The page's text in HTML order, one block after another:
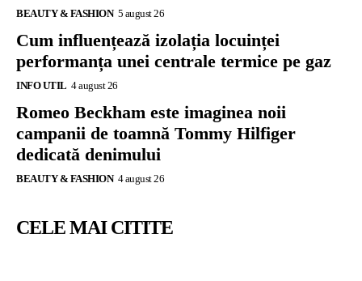
BEAUTY & FASHION 5 august 26
Cum influențează izolația locuinței
performanța unei centrale termice pe gaz
INFO UTIL 4 august 26
Romeo Beckham este imaginea noii
campanii de toamnă Tommy Hilfiger
dedicată denimului
BEAUTY & FASHION 4 august 26
CELE MAI CITITE